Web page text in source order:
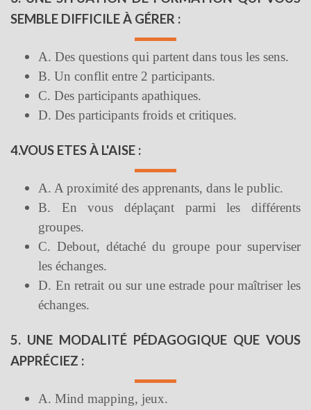
SEMBLE DIFFICILE À GÉRER :
A. Des questions qui partent dans tous les sens.
B. Un conflit entre 2 participants.
C. Des participants apathiques.
D. Des participants froids et critiques.
4.VOUS ETES À L'AISE :
A. A proximité des apprenants, dans le public.
B. En vous déplaçant parmi les différents
groupes.
C. Debout, détaché du groupe pour superviser
les échanges.
D. En retrait ou sur une estrade pour maîtriser les
échanges.
5. UNE MODALITÉ PÉDAGOGIQUE QUE VOUS
APPRÉCIEZ :
A. Mind mapping, jeux.